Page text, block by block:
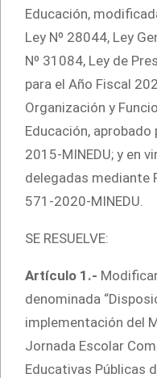
Educación,
Ley Nº 28044, Ley
Nº 31084, Ley de
para el Año Fiscal
Organización y
Educación,
2015-MINEDU; y en
delegadas mediante
571-2020-MINEDU.
SE RESUELVE:
Artículo 1.-
denominada
implementación del
Jornada Escolar
Educativas Públicas